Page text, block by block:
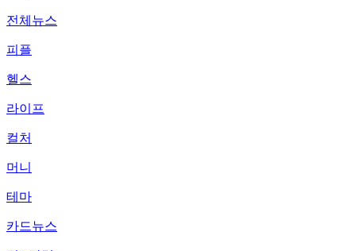
전체뉴스
피플
헬스
라이프
컬처
머니
테마
카드뉴스